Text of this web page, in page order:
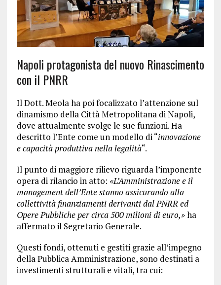
Napoli protagonista del nuovo Rinascimento
con il PNRR
Il Dott. Meola ha poi focalizzato l’attenzione sul
dinamismo della Città Metropolitana di Napoli,
dove attualmente svolge le sue funzioni. Ha
descritto l’Ente come un modello di “innovazione
e capacità produttiva nella legalità“.
Il punto di maggiore rilievo riguarda l’imponente
opera di rilancio in atto: «L’Amministrazione e il
management dell’Ente stanno assicurando alla
collettività finanziamenti derivanti dal PNRR ed
Opere Pubbliche per circa 500 milioni di euro,»ha
affermato il Segretario Generale.
Questi fondi, ottenuti e gestiti grazie all’impegno
della Pubblica Amministrazione, sono destinati a
investimenti strutturali e vitali, tra cui: